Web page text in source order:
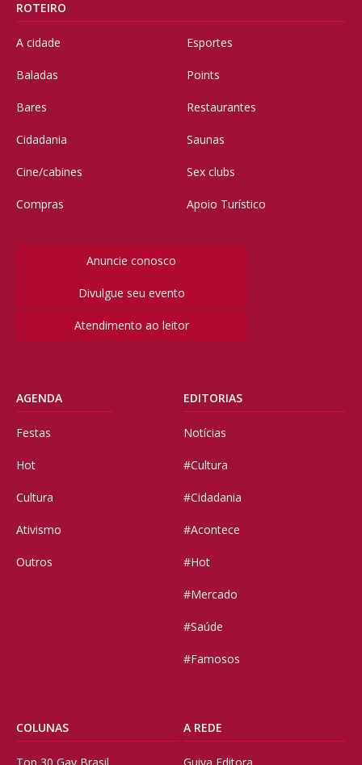
ROTEIRO
A cidade
Baladas
Bares
Cidadania
Cine/cabines
Compras
Esportes
Points
Restaurantes
Saunas
Sex clubs
Apoio Turístico
Anuncie conosco
Divulgue seu evento
Atendimento ao leitor
AGENDA
Festas
Hot
Cultura
Ativismo
Outros
EDITORIAS
Notícias
#Cultura
#Cidadania
#Acontece
#Hot
#Mercado
#Saúde
#Famosos
COLUNAS A REDE